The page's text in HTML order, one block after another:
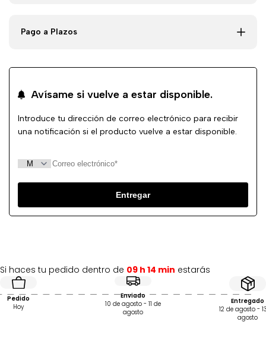
Pago a Plazos
Avísame si vuelve a estar disponible.
Introduce tu dirección de correo electrónico para recibir
una notificación si el producto vuelve a estar disponible.
Entregar
Si haces tu pedido dentro de 09 h 14 min estarás
Pedido
Hoy
Enviado
10 de agosto - 11 de
agosto
Entregado
12 de agosto -
agosto